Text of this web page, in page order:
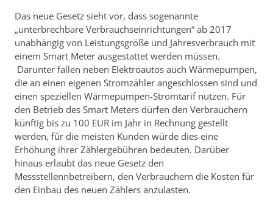
Das neue Gesetz sieht vor, dass sogenannte
„unterbrechbare Verbrauchseinrichtungen“ ab 2017
unabhängig von Leistungsgröße und Jahresverbrauch mit
einem Smart Meter ausgestattet werden müssen.
Darunter fallen neben Elektroautos auch Wärmepumpen,
die an einen eigenen Stromzähler angeschlossen sind und
einen speziellen Wärmepumpen-Stromtarif nutzen. Für
den Betrieb des Smart Meters dürfen den Verbrauchern
künftig bis zu 100 EUR im Jahr in Rechnung gestellt
werden, für die meisten Kunden würde dies eine
Erhöhung ihrer Zählergebühren bedeuten. Darüber
hinaus erlaubt das neue Gesetz den
Messstellennbetreibern, den Verbrauchern die Kosten für
den Einbau des neuen Zählers anzulasten.